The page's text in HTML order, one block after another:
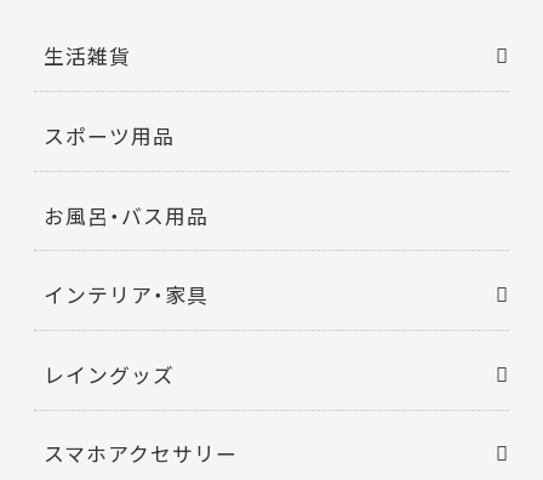
生活雑貨
スポーツ用品
お風呂・バス用品
インテリア・家具
レイングッズ
スマホアクセサリー